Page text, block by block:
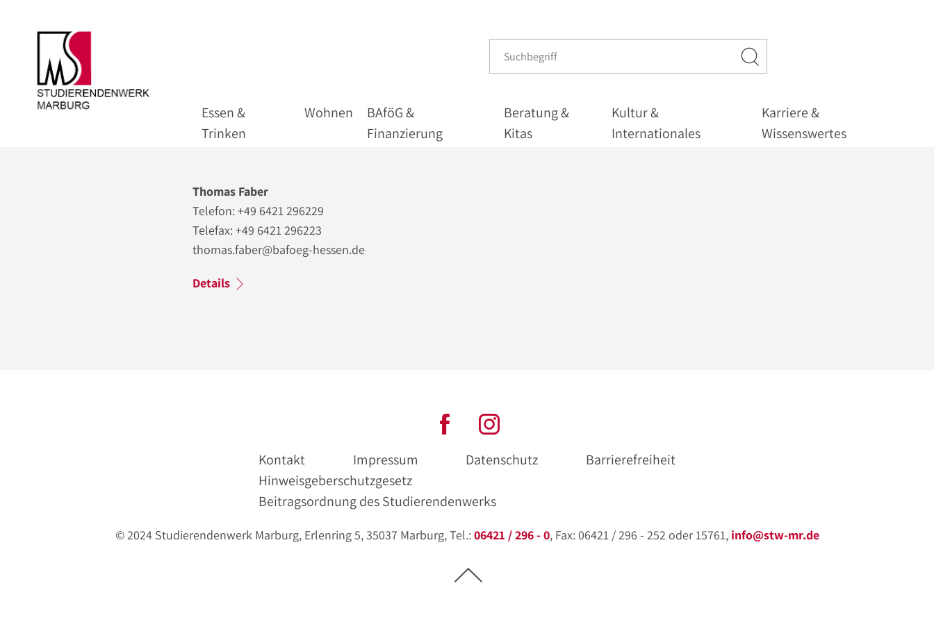
Essen &
Trinken
Wohnen
BAföG &
Finanzierung
Beratung &
Kitas
Kultur &
Internationales
Karriere &
Wissenswertes
Thomas Faber
Telefon: +49 6421 296229
Telefax: +49 6421 296223
thomas.faber@bafoeg-hessen.de
Details
Kontakt Impressum Datenschutz
Barrierefreiheit
Hinweisgeberschutzgesetz
Beitragsordnung des Studierendenwerks
© 2024 Studierendenwerk Marburg, Erlenring 5, 35037 Marburg, Tel.: 06421 / 296 - 0, Fax: 06421 / 296 - 252 oder 15761, info@stw-mr.de